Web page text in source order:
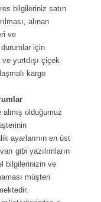
bilgileriniz satın
alınan
ve
için
yurtdışı çiçek
kargo
olduğumuz
ayarlarının en üst
gibi yazılımların
bilgilerinizin ve
müşteri